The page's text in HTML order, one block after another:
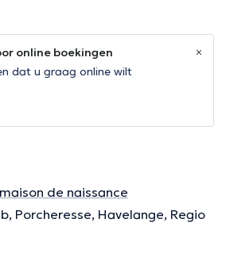
online boekingen
dat u graag online wilt
de naissance
Porcheresse, Havelange, Regio